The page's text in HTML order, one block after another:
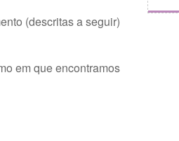
(descritas a seguir)
em que encontramos